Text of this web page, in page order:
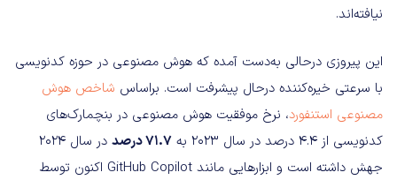
نیافته‌اند.
این پیروزی درحالی به‌دست آمده که هوش مصنوعی در حوزه کدنویسی
با سرعتی خیره‌کننده درحال پیشرفت است. براساس شاخص هوش
مصنوعی استنفورد، نرخ موفقیت هوش مصنوعی در بنچمارک‌های
کدنویسی از ۴.۴ درصد در سال ۲۰۲۳ به
۷۱.۷ درصد
در سال ۲۰۲۴
جهش داشته است و ابزارهایی مانند GitHub Copilot اکنون توسط